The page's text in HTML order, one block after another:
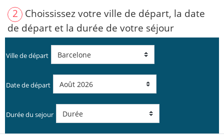
2 Choississez votre ville de départ, la date
de départ et la durée de votre séjour
Ville de départ
Date de départ
Durée du sejour